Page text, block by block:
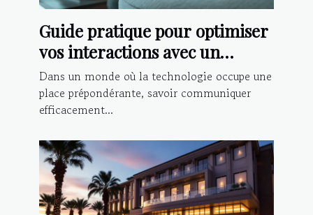
Guide pratique pour optimiser
vos interactions avec un
chatbot IA
Dans un monde où la technologie occupe une
place prépondérante, savoir communiquer
efficacement...